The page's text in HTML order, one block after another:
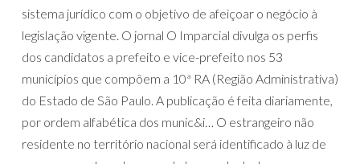
sistema jurídico com o objetivo de afeiçoar o negócio à
legislação vigente. O jornal O Imparcial divulga os perfis
dos candidatos a prefeito e vice-prefeito nos 53
municípios que compõem a 10ª RA (Região Administrativa)
do Estado de São Paulo. A publicação é feita diariamente,
por ordem alfabética dos munic&i… O estrangeiro não
residente no território nacional será identificado à luz de